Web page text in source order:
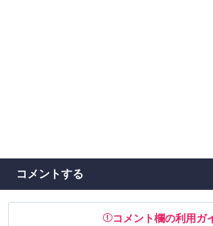
コメントする
コメント欄の利用ガ